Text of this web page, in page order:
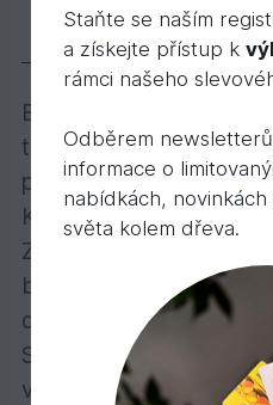
3 110,91Kč
Popis Varianty
Barevná různorodost a
trvanlivost – pro
podmínky!
Krycí, polomatná, k
Zvláště se doporučuje
balkóny, okna,
domky, zahradní
Selská barva je odolná
vlivům a robustní vůči
Staňte se naším
a získejte přístup k
rámci našeho
Odběrem
informace o
nabídkách,
světa kolem dřeva.